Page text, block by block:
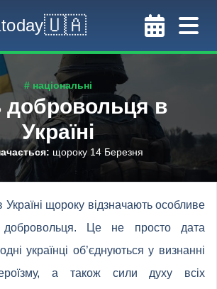
🇺🇦
# національні
добровольця в
Україні
: щороку 14 Березня
Україні щороку відзначають особливе
Це не просто дата
українці об’єднуються у визнанні
а також сили духу всіх